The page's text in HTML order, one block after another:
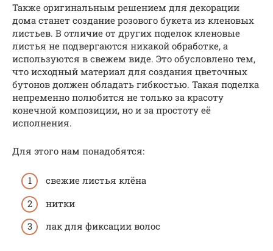
Также оригинальным решением для декорации
дома станет создание розового букета из кленовых
листьев. В отличие от других поделок кленовые
листья не подвергаются никакой обработке, а
используются в свежем виде. Это обусловлено тем,
что исходный материал для создания цветочных
бутонов должен обладать гибкостью. Такая поделка
непременно полюбится не только за красоту
конечной композиции, но и за простоту её
исполнения.
Для этого нам понадобятся:
свежие листья клёна
нитки
лак для фиксации волос